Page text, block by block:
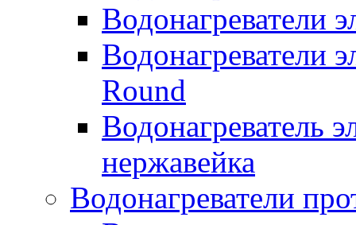
Водонагреватели
Водонагреватели
Round
Водонагреватель
нержавейка
Водонагреватели